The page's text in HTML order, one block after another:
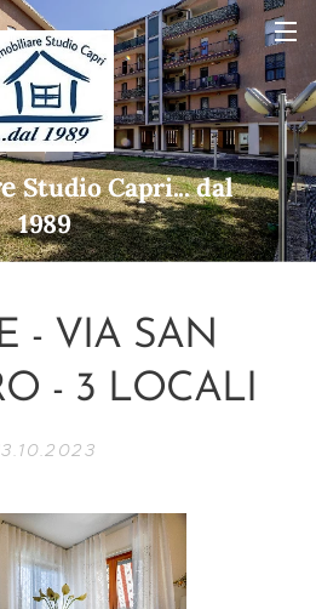
Studio Capri... dal
1989
- VIA SAN
- 3 LOCALI